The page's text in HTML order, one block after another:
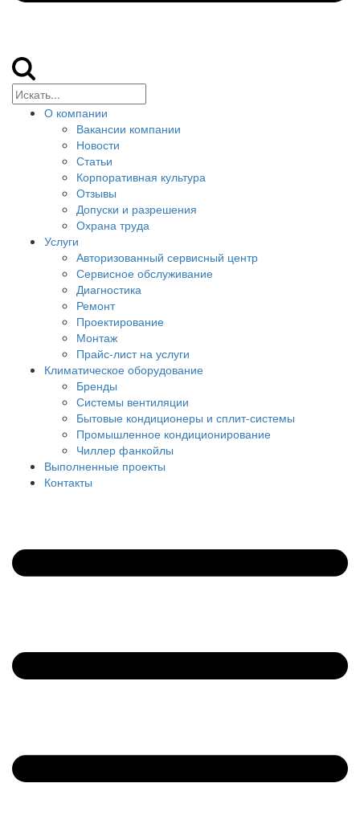
О компании
Вакансии компании
Новости
Статьи
Корпоративная культура
Отзывы
Допуски и разрешения
Охрана труда
Услуги
Авторизованный сервисный центр
Сервисное обслуживание
Диагностика
Ремонт
Проектирование
Монтаж
Прайс-лист на услуги
Климатическое оборудование
Бренды
Системы вентиляции
Бытовые кондиционеры и сплит-системы
Промышленное кондиционирование
Чиллер фанкойлы
Выполненные проекты
Контакты